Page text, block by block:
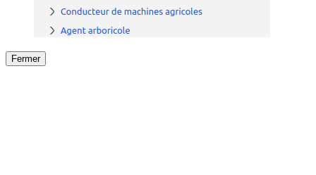
Fermer